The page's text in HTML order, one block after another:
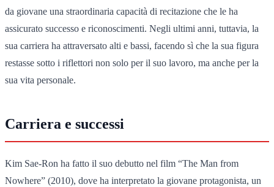
da giovane una straordinaria capacità di recitazione che le ha
assicurato successo e riconoscimenti. Negli ultimi anni, tuttavia, la
sua carriera ha attraversato alti e bassi, facendo sì che la sua figura
restasse sotto i riflettori non solo per il suo lavoro, ma anche per la
sua vita personale.
Carriera e successi
Kim Sae-Ron ha fatto il suo debutto nel film “The Man from
Nowhere” (2010), dove ha interpretato la giovane protagonista, un